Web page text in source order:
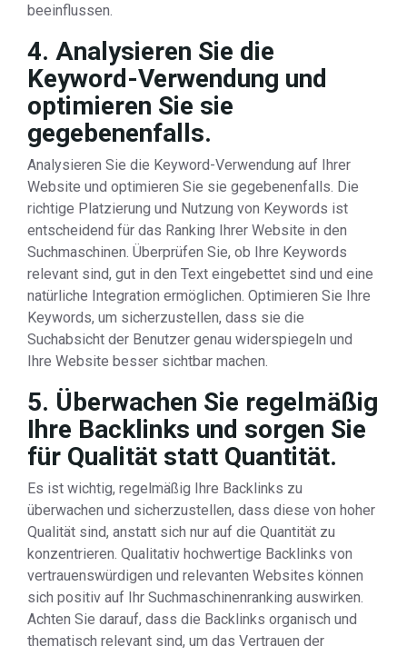
beeinflussen.
4. Analysieren Sie die
Keyword-Verwendung und
optimieren Sie sie
gegebenenfalls.
Analysieren Sie die Keyword-Verwendung auf Ihrer
Website und optimieren Sie sie gegebenenfalls. Die
richtige Platzierung und Nutzung von Keywords ist
entscheidend für das Ranking Ihrer Website in den
Suchmaschinen. Überprüfen Sie, ob Ihre Keywords
relevant sind, gut in den Text eingebettet sind und eine
natürliche Integration ermöglichen. Optimieren Sie Ihre
Keywords, um sicherzustellen, dass sie die
Suchabsicht der Benutzer genau widerspiegeln und
Ihre Website besser sichtbar machen.
5. Überwachen Sie regelmäßig
Ihre Backlinks und sorgen Sie
für Qualität statt Quantität.
Es ist wichtig, regelmäßig Ihre Backlinks zu
überwachen und sicherzustellen, dass diese von hoher
Qualität sind, anstatt sich nur auf die Quantität zu
konzentrieren. Qualitativ hochwertige Backlinks von
vertrauenswürdigen und relevanten Websites können
sich positiv auf Ihr Suchmaschinenranking auswirken.
Achten Sie darauf, dass die Backlinks organisch und
thematisch relevant sind, um das Vertrauen der